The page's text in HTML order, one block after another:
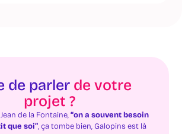
de parler de votre
projet ?
de la Fontaine,“on a souvent besoin
que soi”, ça tombe bien, Galopins est là